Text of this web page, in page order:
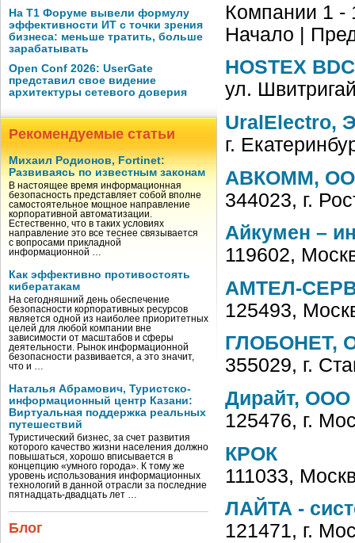
На Т1 Форуме вывели формулу
эффективности ИТ с точки зрения
бизнеса: меньше тратить, больше
зарабатывать
Open Conf 2026: UserGate
представил свое видение
архитектуры сетевого доверия
Рекомендуемые статьи
Михаил Родионов, Fortinet:
Развиваясь по известным законам
В настоящее время информационная
безопасность представляет собой вполне
самостоятельное мощное направление
корпоративной автоматизации.
Естественно, что в таких условиях
направление это все теснее связывается
с вопросами прикладной
информационной …
Как эффективно противостоять
кибератакам
На сегодняшний день обеспечение
безопасности корпоративных ресурсов
является одной из наиболее приоритетных
целей для любой компании вне
зависимости от масштабов и сферы
деятельности. Рынок информационной
безопасности развивается, а это значит,
что и …
Наталья Абрамович, Туристско-
информационный центр Казани:
Виртуальная поддержка реальных
путешествий
Туристический бизнес, за счет развития
которого качество жизни населения должно
повышаться, хорошо вписывается в
концепцию «умного города». К тому же
уровень использования информационных
технологий в данной отрасли за последние
пятнадцать-двадцать лет …
Блог
Компании 1 -
Начало |
HOSTEX BDC
ул.
UralElectro,
г.
АВКОММ,
344023, г.
Айкумен –
119602,
АМТЕЛ-
125493,
ГЛОБОНЕТ,
355029, г.
Дирайт, ООО
125476, г.
КРОК
111033,
ЛАЙТА -
121471, г.